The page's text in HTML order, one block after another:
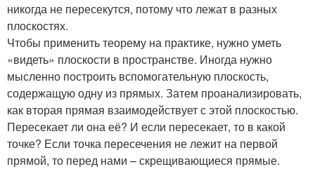
никогда не пересекутся, потому что лежат в разных
плоскостях.
Чтобы применить теорему на практике, нужно уметь
«видеть» плоскости в пространстве. Иногда нужно
мысленно построить вспомогательную плоскость,
содержащую одну из прямых. Затем проанализировать,
как вторая прямая взаимодействует с этой плоскостью.
Пересекает ли она её? И если пересекает, то в какой
точке? Если точка пересечения не лежит на первой
прямой, то перед нами – скрещивающиеся прямые.